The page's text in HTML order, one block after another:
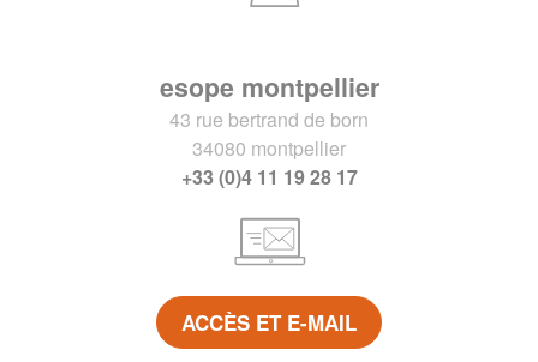
esope montpellier
43 rue bertrand de born
34080 montpellier
+33 (0)4 11 19 28 17
ACCÈS ET E-MAIL